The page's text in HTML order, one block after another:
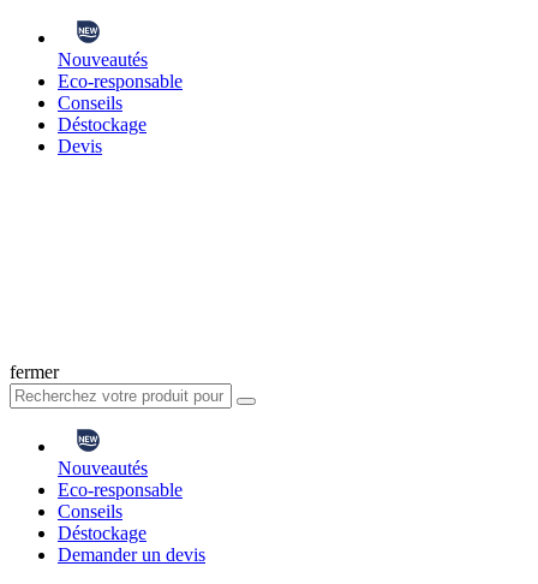
Nouveautés
Eco-responsable
Conseils
Déstockage
Devis
fermer
Nouveautés
Eco-responsable
Conseils
Déstockage
Demander un devis